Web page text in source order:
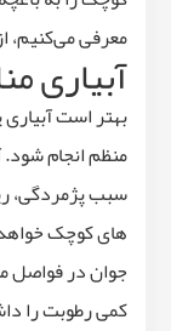
معرفی می‌کنیم،
آبیاری
بهتر است
منظم انجام
سبب پژمردگی،
های کوچک
جوان در فواصل
کمی رطوبت را